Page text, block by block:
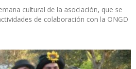
cultural de la asociación, que se
de colaboración con la ONGD